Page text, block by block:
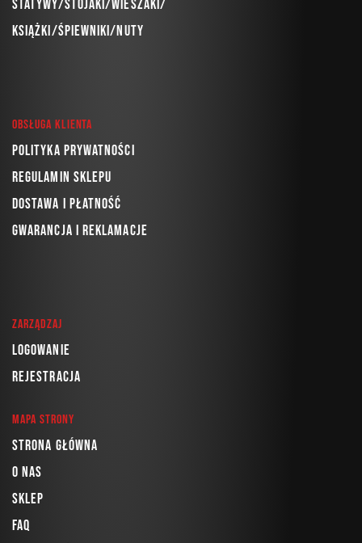
Statywy/Stojaki/Wieszaki/
Książki/Śpiewniki/Nuty
Obsługa klienta
Polityka prywatności
Regulamin sklepu
Dostawa i płatność
Gwarancja i reklamacje
Zarządzaj
Logowanie
Rejestracja
Mapa strony
Strona główna
O nas
Sklep
FAQ